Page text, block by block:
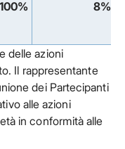
100% 8%
delle azioni
Il rappresentante
dei Partecipanti
alle azioni
in conformità alle